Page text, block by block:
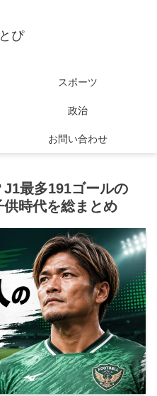
ぴ
スポーツ
政治
お問い合わせ
最多191ゴールの
時代を総まとめ